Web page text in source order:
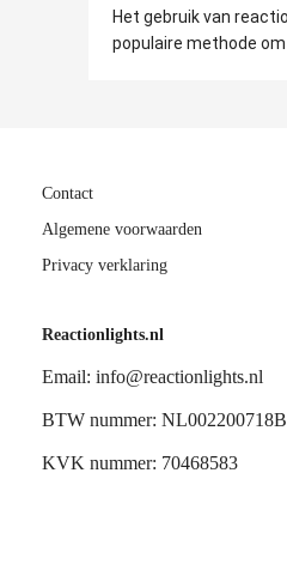
Het gebruik van
populaire methode om
Contact
Algemene voorwaarden
Privacy verklaring
Reactionlights.nl
Email: info@reactionlights.nl
BTW nummer:
KVK nummer: 70468583